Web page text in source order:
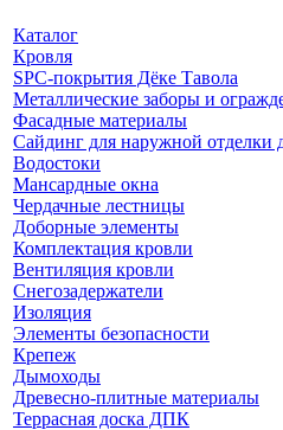
Каталог
Кровля
SPC-покрытия Дёке Тавола
Металлические заборы и
Фасадные материалы
Сайдинг для наружной отделки
Водостоки
Мансардные окна
Чердачные лестницы
Доборные элементы
Комплектация кровли
Вентиляция кровли
Снегозадержатели
Изоляция
Элементы безопасности
Крепеж
Дымоходы
Древесно-плитные материалы
Террасная доска ДПК